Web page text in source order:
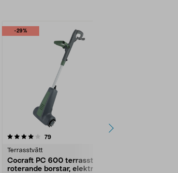
-29%
79recensioner
Terrasstvätt
Cocraft PC 600 terrasstvätt
roterande borstar, elektrisk
4.5 av 5 stjärnor